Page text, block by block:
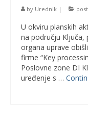
by Urednik |
U okviru planskih
na području Ključa,
organa uprave
firme “Key
Poslovne zone DI
uređenje s …